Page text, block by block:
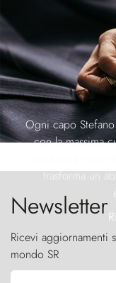
Ogni capo
con la massima
trasforma un
Newsletter
Ricevi aggiornamenti
mondo SR